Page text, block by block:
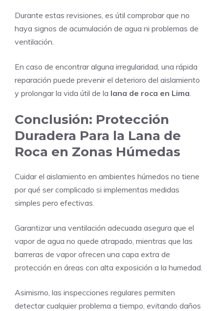
Durante estas revisiones, es útil comprobar que no
haya signos de acumulación de agua ni problemas de
ventilación.
En caso de encontrar alguna irregularidad, una rápida
reparación puede prevenir el deterioro del aislamiento
y prolongar la vida útil de la lana de roca en Lima
Conclusión: Protección
Duradera Para la Lana de
Roca en Zonas Húmedas
Cuidar el aislamiento en ambientes húmedos no tiene
por qué ser complicado si implementas medidas
simples pero efectivas.
Garantizar una ventilación adecuada asegura que el
vapor de agua no quede atrapado, mientras que las
barreras de vapor ofrecen una capa extra de
protección en áreas con alta exposición a la humedad.
Asimismo, las inspecciones regulares permiten
detectar cualquier problema a tiempo, evitando daños